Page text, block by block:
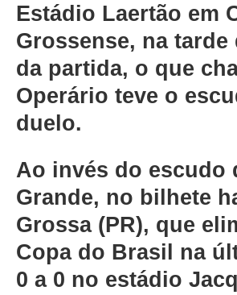
Estádio Laertão em
Grossense, na
da partida, o que
Operário teve o
duelo.
Ao invés do escudo
Grande, no bilhete
Grossa (PR), que
Copa do Brasil na
0 a 0 no estádio